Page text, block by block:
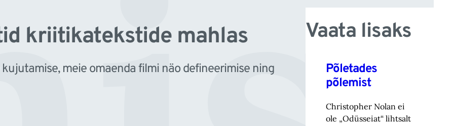
kriitikatekstide mahlas
meie omaenda filmi näo defineerimise ning
Vaata lisaks
Põletades
põlemist
Christopher Nolan ei
ole „Odüsseiat“ lihtsalt